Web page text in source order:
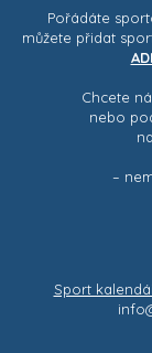
Pořádáte
můžete přidat
Chcete
nebo
–
Sport